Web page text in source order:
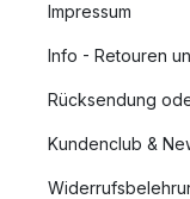
Impressum
Info - Retouren
Rücksendung
Kundenclub &